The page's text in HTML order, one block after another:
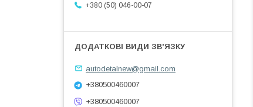
+380 (50) 046-00-07
autodetalnew@gmail.com
+380500460007
+380500460007